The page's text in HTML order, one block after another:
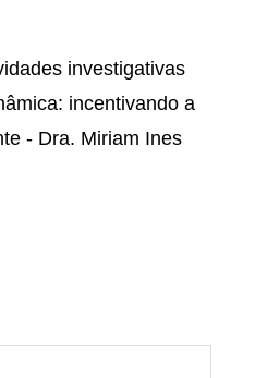
investigativas
incentivando a
- Dra. Miriam Ines